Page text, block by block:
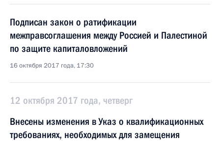
Подписан закон о ратификации
межправсоглашения между Россией и Палестиной
по защите капиталовложений
16 октября 2017 года, 17:30
12 октября 2017 года, четверг
Внесены изменения в Указ о квалификационных
требованиях, необходимых для замещения